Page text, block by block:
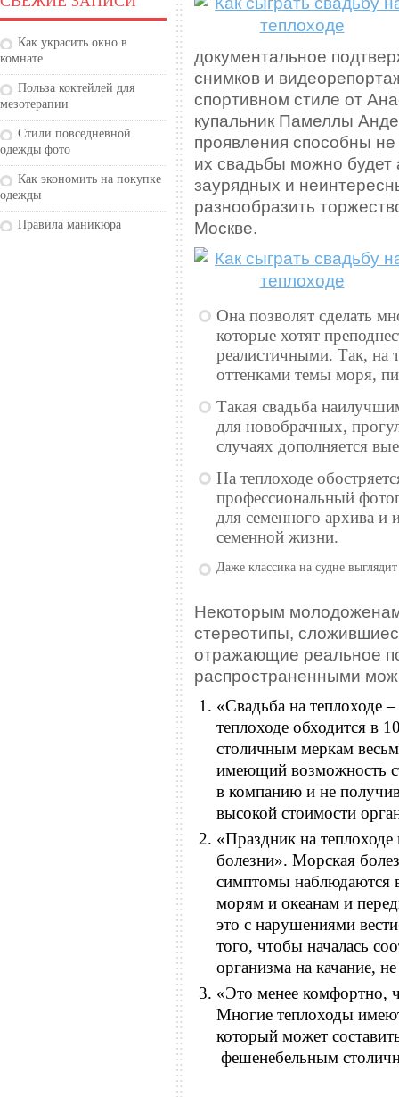
Как украсить окно в
комнате
Польза коктейлей для
мезотерапии
Стили повседневной
одежды фото
Как экономить на покупке
одежды
Правила маникюра
документальное
снимков и
спортивном стиле от
купальник Памеллы
проявления способны не
их свадьбы можно будет
заурядных и
разнообразить
Москве.
Она позволят сделать
которые хотят
реалистичными. Так, на
оттенками темы моря,
Такая свадьба
для новобрачных,
случаях дополняется
На теплоходе
профессиональный
для семенного архива и
семенной жизни.
Даже классика на судне
Некоторым
стереотипы,
отражающие реальное
распространенными
«Свадьба на теплоходе
теплоходе обходится в
столичным меркам
имеющий возможность
в компанию и не
высокой стоимости
«Праздник на
болезни». Морская
симптомы наблюдаются
морям и океанам и
это с нарушениями
того, чтобы началась
организма на качание,
«Это менее комфортно,
Многие теплоходы
который может
фешенебельным